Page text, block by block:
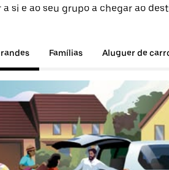
a si e ao seu grupo a chegar ao
Famílias Aluguer de